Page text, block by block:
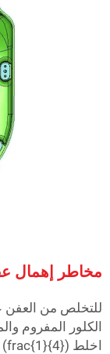
مخاطر إهمال
للتخلص من
الكلور المفروم